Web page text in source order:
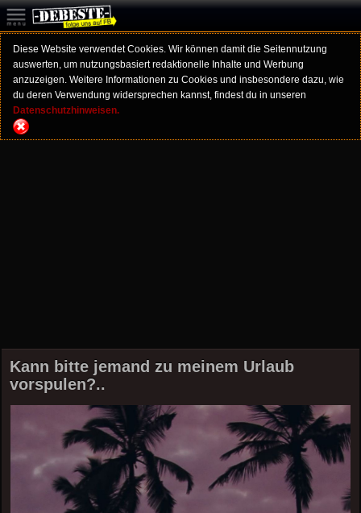
Diese Website verwendet Cookies. Wir können damit die Seitennutzung
auswerten, um nutzungsbasiert redaktionelle Inhalte und Werbung
anzuzeigen. Weitere Informationen zu Cookies und insbesondere dazu, wie
du deren Verwendung widersprechen kannst, findest du in unseren
Datenschutzhinweisen.
Kann bitte jemand zu meinem Urlaub
vorspulen?..